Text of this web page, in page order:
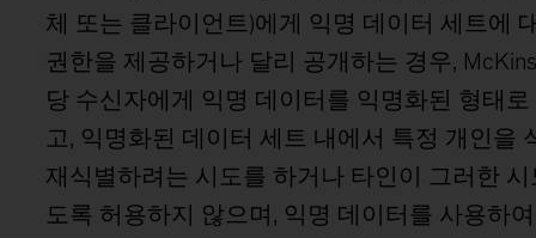
체 또는 클라이언트)에게 익명 데이터 세트에
권한을 제공하거나 달리 공개하는 경우,
당 수신자에게 익명 데이터를 익명화된 형태
고, 익명화된 데이터 세트 내에서 특정 개인을
재식별하려는 시도를 하거나 타인이 그러한
도록 허용하지 않으며, 익명 데이터를 사용하